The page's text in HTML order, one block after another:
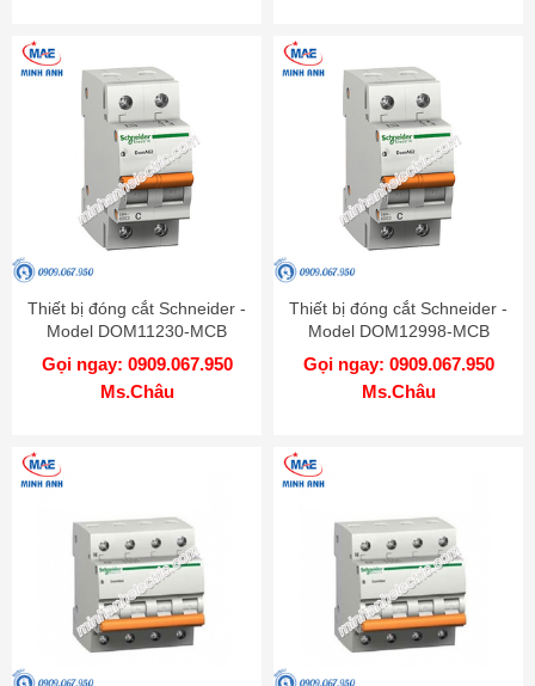
Thiết bị đóng cắt Schneider -
Model DOM11230-MCB
Gọi ngay: 0909.067.950
Ms.Châu
Thiết bị đóng cắt Schneider -
Model DOM12998-MCB
Gọi ngay: 0909.067.950
Ms.Châu